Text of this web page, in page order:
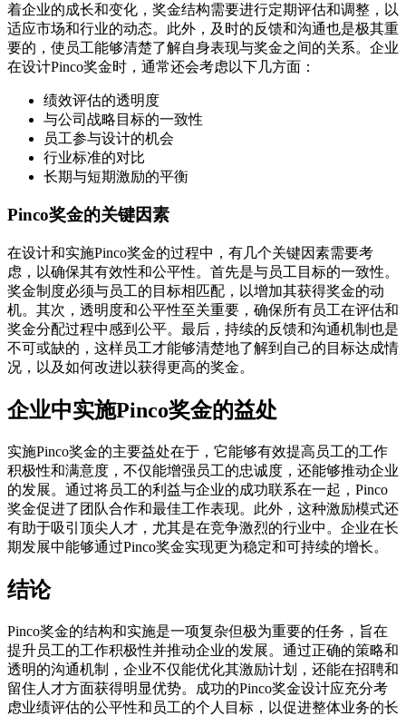
着企业的成长和变化，奖金结构需要进行定期评估和调整，以
适应市场和行业的动态。此外，及时的反馈和沟通也是极其重
要的，使员工能够清楚了解自身表现与奖金之间的关系。企业
在设计Pinco奖金时，通常还会考虑以下几方面：
绩效评估的透明度
与公司战略目标的一致性
员工参与设计的机会
行业标准的对比
长期与短期激励的平衡
Pinco奖金的关键因素
在设计和实施Pinco奖金的过程中，有几个关键因素需要考
虑，以确保其有效性和公平性。首先是与员工目标的一致性。
奖金制度必须与员工的目标相匹配，以增加其获得奖金的动
机。其次，透明度和公平性至关重要，确保所有员工在评估和
奖金分配过程中感到公平。最后，持续的反馈和沟通机制也是
不可或缺的，这样员工才能够清楚地了解到自己的目标达成情
况，以及如何改进以获得更高的奖金。
企业中实施Pinco奖金的益处
实施Pinco奖金的主要益处在于，它能够有效提高员工的工作
积极性和满意度，不仅能增强员工的忠诚度，还能够推动企业
的发展。通过将员工的利益与企业的成功联系在一起，Pinco
奖金促进了团队合作和最佳工作表现。此外，这种激励模式还
有助于吸引顶尖人才，尤其是在竞争激烈的行业中。企业在长
期发展中能够通过Pinco奖金实现更为稳定和可持续的增长。
结论
Pinco奖金的结构和实施是一项复杂但极为重要的任务，旨在
提升员工的工作积极性并推动企业的发展。通过正确的策略和
透明的沟通机制，企业不仅能优化其激励计划，还能在招聘和
留住人才方面获得明显优势。成功的Pinco奖金设计应充分考
虑业绩评估的公平性和员工的个人目标，以促进整体业务的长